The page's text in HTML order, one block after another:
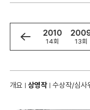
2011
15회
2010
14회 13회
개요 상영작 수상작/심사